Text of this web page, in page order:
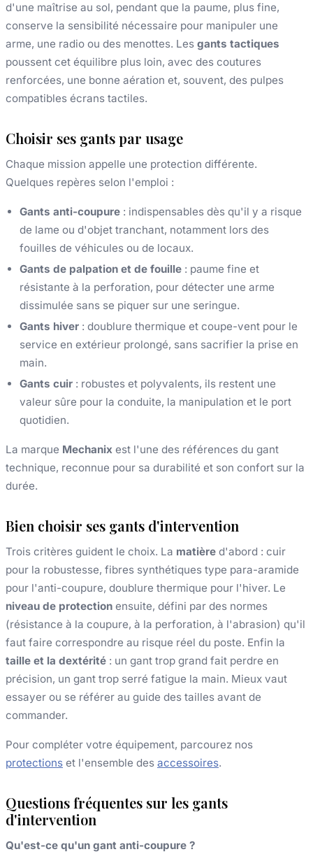
d'une maîtrise au sol, pendant que la paume, plus fine,
conserve la sensibilité nécessaire pour manipuler une
arme, une radio ou des menottes. Les gants tactiques
poussent cet équilibre plus loin, avec des coutures
renforcées, une bonne aération et, souvent, des pulpes
compatibles écrans tactiles.
Choisir ses gants par usage
Chaque mission appelle une protection différente.
Quelques repères selon l'emploi :
Gants anti-coupure : indispensables dès qu'il y a risque
de lame ou d'objet tranchant, notamment lors des
fouilles de véhicules ou de locaux.
Gants de palpation et de fouille : paume fine et
résistante à la perforation, pour détecter une arme
dissimulée sans se piquer sur une seringue.
Gants hiver : doublure thermique et coupe-vent pour le
service en extérieur prolongé, sans sacrifier la prise en
main.
Gants cuir : robustes et polyvalents, ils restent une
valeur sûre pour la conduite, la manipulation et le port
quotidien.
La marque Mechanix est l'une des références du gant
technique, reconnue pour sa durabilité et son confort sur la
durée.
Bien choisir ses gants d'intervention
Trois critères guident le choix. La matière d'abord : cuir
pour la robustesse, fibres synthétiques type para-aramide
pour l'anti-coupure, doublure thermique pour l'hiver. Le
niveau de protection ensuite, défini par des normes
(résistance à la coupure, à la perforation, à l'abrasion) qu'il
faut faire correspondre au risque réel du poste. Enfin la
taille et la dextérité : un gant trop grand fait perdre en
précision, un gant trop serré fatigue la main. Mieux vaut
essayer ou se référer au guide des tailles avant de
commander.
Pour compléter votre équipement, parcourez nos
protections et l'ensemble des accessoires.
Questions fréquentes sur les gants
d'intervention
Qu'est-ce qu'un gant anti-coupure ?